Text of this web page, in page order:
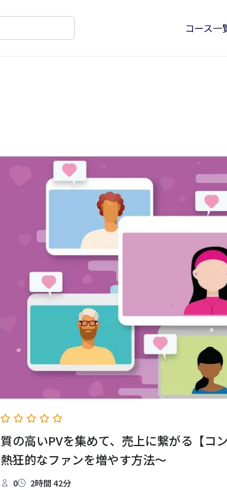
コース一
質の高いPVを集めて、売上に繋がる【コ
熱狂的なファンを増やす方法～
0 2時間 42分